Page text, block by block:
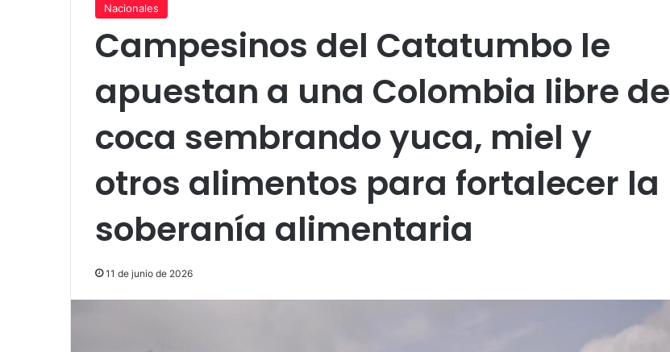
Nacionales
Campesinos del Catatumbo le
apuestan a una Colombia libre de
coca sembrando yuca, miel y
otros alimentos para fortalecer la
soberanía alimentaria
11 de junio de 2026